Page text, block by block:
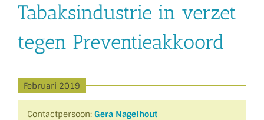
Tabaksindustrie in verzet
tegen Preventieakkoord
Februari 2019
Contactpersoon: Gera Nagelhout